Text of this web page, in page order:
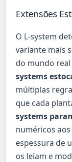
Extensões
O L-system
variante mais
do mundo
systems
múltiplas
que cada
systems
numéricos
espessura de
os leiam e